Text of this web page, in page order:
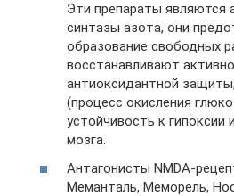
Эти препараты являются
синтазы азота, они
образование свободных
восстанавливают
антиоксидантной
(процесс окисления
устойчивость к
мозга.
Антагонисты NMDA-
Меманталь, Меморель,